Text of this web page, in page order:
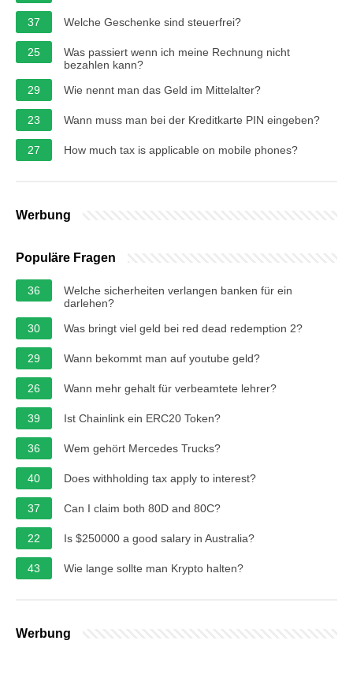
37 Welche Geschenke sind steuerfrei?
25
Was passiert wenn ich meine Rechnung nicht
bezahlen kann?
29
Wie nennt man das Geld im Mittelalter?
23 Wann muss man bei der Kreditkarte PIN eingeben?
27 How much tax is applicable on mobile phones?
Werbung
Populäre Fragen
36
Welche sicherheiten verlangen banken für ein
darlehen?
30
Was bringt viel geld bei red dead redemption 2?
29 Wann bekommt man auf youtube geld?
26 Wann mehr gehalt für verbeamtete lehrer?
39 Ist Chainlink ein ERC20 Token?
36 Wem gehört Mercedes Trucks?
40 Does withholding tax apply to interest?
37 Can I claim both 80D and 80C?
22 Is $250000 a good salary in Australia?
43 Wie lange sollte man Krypto halten?
Werbung